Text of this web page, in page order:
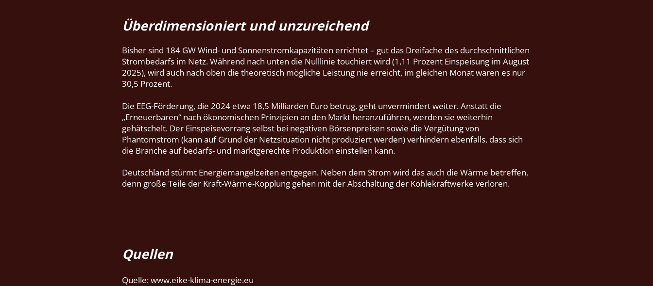
Überdimensioniert und unzureichend
Bisher sind 184 GW Wind- und Sonnenstromkapazitäten errichtet – gut das Dreifache des durchschnittlichen
Strombedarfs im Netz. Während nach unten die Nulllinie touchiert wird (1,11 Prozent Einspeisung im August
2025), wird auch nach oben die theoretisch mögliche Leistung nie erreicht, im gleichen Monat waren es nur
30,5 Prozent.
Die EEG-Förderung, die 2024 etwa 18,5 Milliarden Euro betrug, geht unvermindert weiter. Anstatt die
„Erneuerbaren“ nach ökonomischen Prinzipien an den Markt heranzuführen, werden sie weiterhin
gehätschelt. Der Einspeisevorrang selbst bei negativen Börsenpreisen sowie die Vergütung von
Phantomstrom (kann auf Grund der Netzsituation nicht produziert werden) verhindern ebenfalls, dass sich
die Branche auf bedarfs- und marktgerechte Produktion einstellen kann.
Deutschland stürmt Energiemangelzeiten entgegen. Neben dem Strom wird das auch die Wärme betreffen,
denn große Teile der Kraft-Wärme-Kopplung gehen mit der Abschaltung der Kohlekraftwerke verloren.
Quellen
Quelle: www.eike-klima-energie.eu